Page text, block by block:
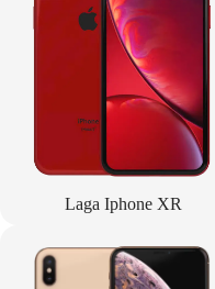
Laga Iphone XR